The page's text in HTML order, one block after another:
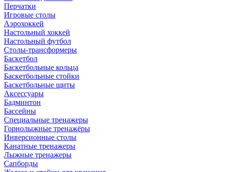
Перчатки
Игровые столы
Аэрохоккей
Настольный хоккей
Настольный футбол
Столы-трансформеры
Баскетбол
Баскетбольные кольца
Баскетбольные стойки
Баскетбольные щиты
Аксессуары
Бадминтон
Бассейны
Специальные тренажеры
Горнолыжные тренажёры
Инверсионные столы
Канатные тренажеры
Лыжные тренажеры
Сапборды